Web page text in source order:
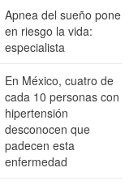
Apnea del sueño pone
en riesgo la vida:
especialista
En México, cuatro de
cada 10 personas con
hipertensión
desconocen que
padecen esta
enfermedad